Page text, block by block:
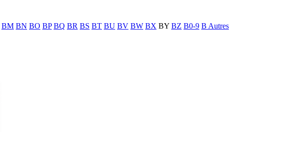
BM BN BO BP BQ BR BS BT BU BV BW BX BY BZ B0-9 B Autres